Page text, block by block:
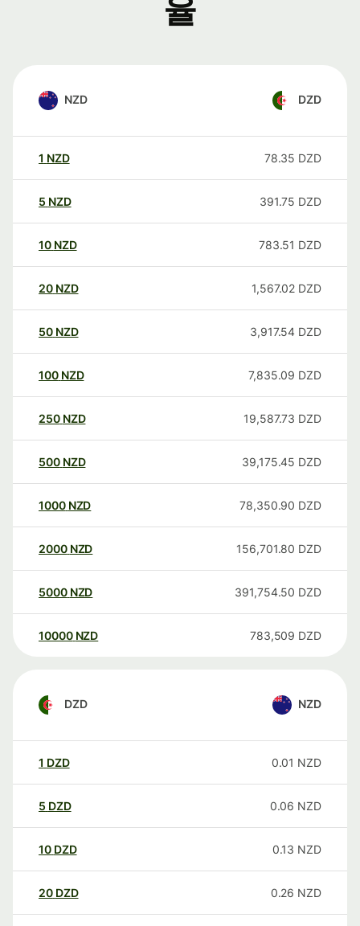
율
NZD DZD
1 NZD 78.35 DZD
5 NZD 391.75 DZD
10 NZD 783.51 DZD
20 NZD 1,567.02 DZD
50 NZD 3,917.54 DZD
100 NZD 7,835.09 DZD
250 NZD 19,587.73 DZD
500 NZD 39,175.45 DZD
1000 NZD 78,350.90 DZD
2000 NZD 156,701.80 DZD
5000 NZD 391,754.50 DZD
10000 NZD 783,509 DZD
DZD NZD
1 DZD 0.01 NZD
5 DZD 0.06 NZD
10 DZD 0.13 NZD
20 DZD 0.26 NZD